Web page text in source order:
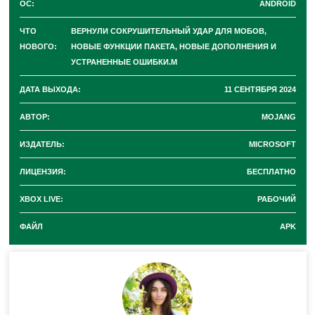
Новые экспериментальные
функции в Minecraft PE
1.21.40.21
Разработчики в Майнкрафт ПЕ 1.21.40.210
функциями. В этот раз они продолжили дополнять
В подсказках названия новых Пакетов
ОС: ANDROID
ЧТО
НОВОГО:
ВЕРНУЛИ СОКРУШИТЕЛЬНЫЙ УДАР ДЛЯ МОБОВ,
НОВЫЕ ФУНКЦИИ ПАКЕТА, НОВЫЕ ДОПОЛНЕНИЯ И
УСТРАНЕННЫЕ ОШИБКИ.М
ДАТА ВЫХОДА: 11 СЕНТЯБРЯ 2024
АВТОР: MOJANG
ИЗДАТЕЛЬ: MICROSOFT
ЛИЦЕНЗИЯ: БЕСПЛАТНО
XBOX LIVE: РАБОЧИЙ
ФАЙЛ APK